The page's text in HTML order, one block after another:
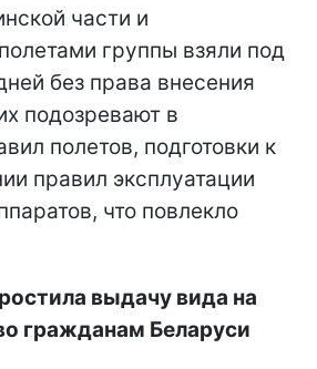
части и
группы взяли под
без права внесения
подозревают в
полетов, подготовки к
правил эксплуатации
что повлекло
выдачу вида на
гражданам Беларуси